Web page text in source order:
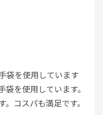
袋を使用しています
を使用しています。
コスパも満足です。